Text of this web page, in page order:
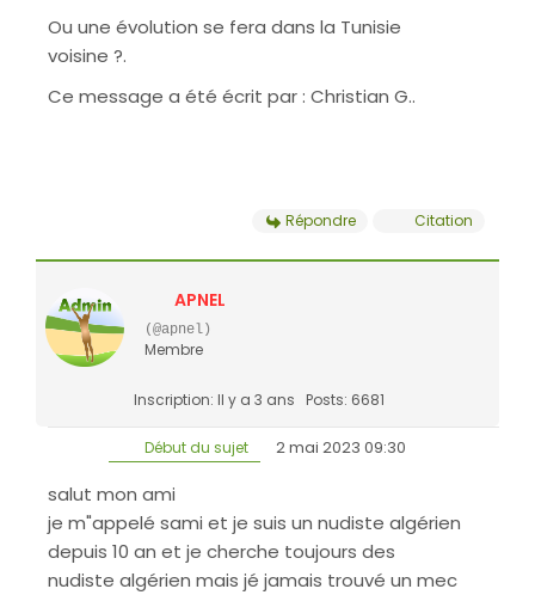
Ou une évolution se fera dans la Tunisie
voisine ?.
Ce message a été écrit par : Christian G..
Répondre Citation
APNEL
(@apnel)
Membre
Inscription: Il y a 3 ans Posts: 6681
Début du sujet 2 mai 2023 09:30
salut mon ami
je m"appelé sami et je suis un nudiste algérien
depuis 10 an et je cherche toujours des
nudiste algérien mais jé jamais trouvé un mec